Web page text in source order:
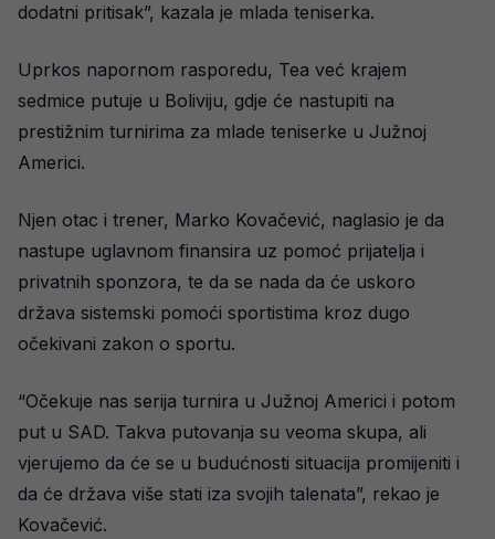
dodatni pritisak”, kazala je mlada teniserka.
Uprkos napornom rasporedu, Tea već krajem
sedmice putuje u Boliviju, gdje će nastupiti na
prestižnim turnirima za mlade teniserke u Južnoj
Americi.
Njen otac i trener, Marko Kovačević, naglasio je da
nastupe uglavnom finansira uz pomoć prijatelja i
privatnih sponzora, te da se nada da će uskoro
država sistemski pomoći sportistima kroz dugo
očekivani zakon o sportu.
“Očekuje nas serija turnira u Južnoj Americi i potom
put u SAD. Takva putovanja su veoma skupa, ali
vjerujemo da će se u budućnosti situacija promijeniti i
da će država više stati iza svojih talenata”, rekao je
Kovačević.